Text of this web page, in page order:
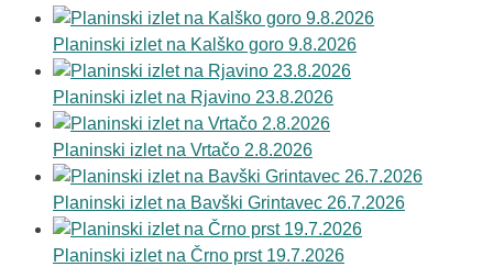
Planinski izlet na Kalško goro 9.8.2026
Planinski izlet na Rjavino 23.8.2026
Planinski izlet na Vrtačo 2.8.2026
Planinski izlet na Bavški Grintavec 26.7.2026
Planinski izlet na Črno prst 19.7.2026